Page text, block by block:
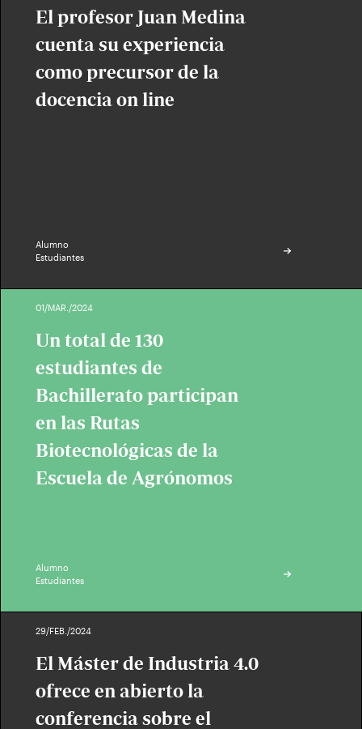
El profesor Juan Medina
cuenta su experiencia
como precursor de la
docencia on line
Alumno
Estudiantes
01/MAR./2024
Un total de 130
estudiantes de
Bachillerato participan
en las Rutas
Biotecnológicas de la
Escuela de Agrónomos
Alumno
Estudiantes
29/FEB./2024
El Máster de Industria 4.0
ofrece en abierto la
conferencia sobre el